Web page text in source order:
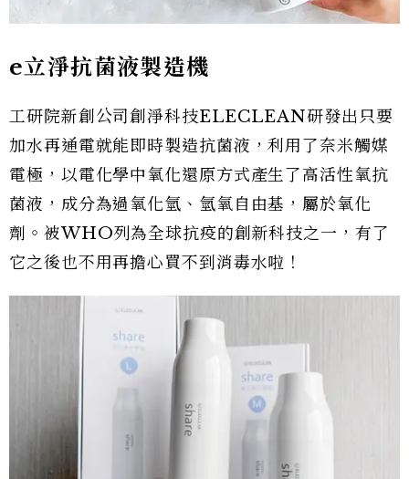
e立淨抗菌液製造機
工研院新創公司創淨科技ELECLEAN研發出只要
加水再通電就能即時製造抗菌液，利用了奈米觸媒
電極，以電化學中氧化還原方式產生了高活性氧抗
菌液，成分為過氧化氫、氫氧自由基，屬於氧化
劑。被WHO列為全球抗疫的創新科技之一，有了
它之後也不用再擔心買不到消毒水啦！